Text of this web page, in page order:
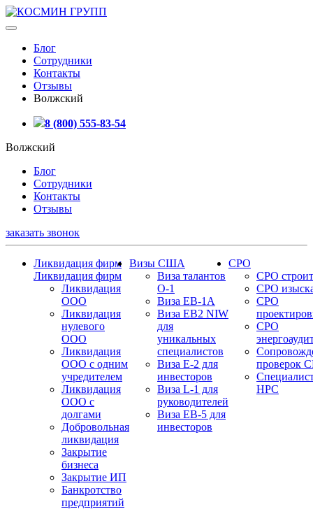
Блог
Сотрудники
Контакты
Отзывы
Волжский
8 (800) 555-83-54
Волжский
Блог
Сотрудники
Контакты
Отзывы
заказать звонок
Ликвидация фирм
Ликвидация фирм
Ликвидация
ООО
Ликвидация
нулевого
ООО
Ликвидация
ООО с одним
учредителем
Ликвидация
ООО с
долгами
Добровольная
ликвидация
Закрытие
бизнеса
Закрытие ИП
Банкротство
предприятий
Визы США
Виза талантов
О-1
Виза EB-1A
Виза EB2 NIW
для
уникальных
специалистов
Виза E-2 для
инвесторов
Виза L-1 для
руководителей
Виза EB-5 для
инвесторов
СРО
СРО
СРО
СРО
СРО
проверок
НРС